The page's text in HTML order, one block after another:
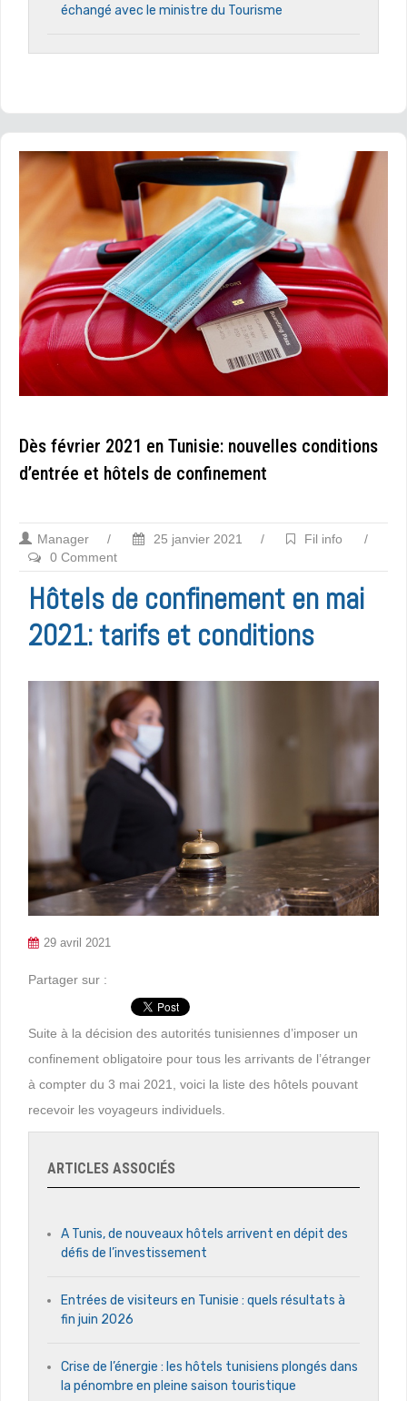
échangé avec le ministre du Tourisme
Dès février 2021 en Tunisie: nouvelles conditions
d’entrée et hôtels de confinement
Manager / 25 janvier 2021 / Fil info
/
0 Comment
Hôtels de confinement en mai
2021: tarifs et conditions
29 avril 2021
Partager sur :
Suite à la décision des autorités tunisiennes d’imposer un
confinement obligatoire pour tous les arrivants de l’étranger
à compter du 3 mai 2021, voici la liste des hôtels pouvant
recevoir les voyageurs individuels.
ARTICLES ASSOCIÉS
A Tunis, de nouveaux hôtels arrivent en dépit des
défis de l’investissement
Entrées de visiteurs en Tunisie : quels résultats à
fin juin 2026
Crise de l’énergie : les hôtels tunisiens plongés dans
la pénombre en pleine saison touristique